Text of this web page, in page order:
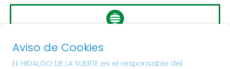
Sorteo del día 10-08-2026
PRÓXIMO BOTE MILLONARIO:
Aviso de Cookies
EL HIDALGO DE LA SUERTE es el responsable del